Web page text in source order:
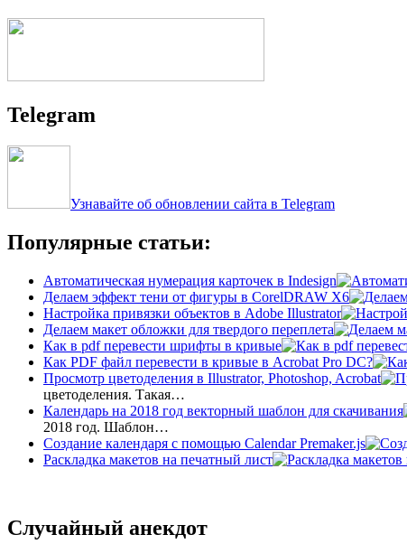
Telegram
Узнавайте об обновлении сайта в Telegram
Популярные статьи:
Автоматическая нумерация карточек в Indesign
Делаем эффект тени от фигуры в CorelDRAW X6
Настройка привязки объектов в Adobe Illustrator
Делаем макет обложки для твердого переплета
Как в pdf перевести шрифты в кривые
Как PDF файл перевести в кривые в Acrobat Pro DC?
Просмотр цветоделения в Illustrator, Photoshop, Acrobat
цветоделения. Такая…
Календарь на 2018 год векторный шаблон для скачивания
2018 год. Шаблон…
Создание календаря с помощью Calendar Premaker.js
Раскладка макетов на печатный лист
Случайный анекдот